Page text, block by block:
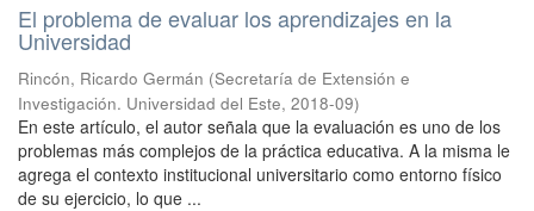
El problema de evaluar los aprendizajes en la
Universidad
Rincón, Ricardo Germán (Secretaría de Extensión e
Investigación. Universidad del Este, 2018-09)
En este artículo, el autor señala que la evaluación es uno de los
problemas más complejos de la práctica educativa. A la misma le
agrega el contexto institucional universitario como entorno físico
de su ejercicio, lo que ...